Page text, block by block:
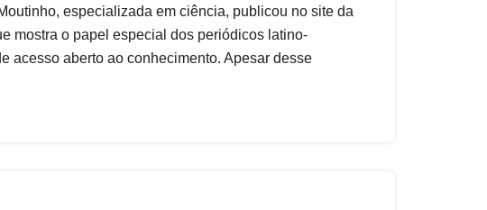
especializada em ciência, publicou no site da
mostra o papel especial dos periódicos latino-
acesso aberto ao conhecimento. Apesar desse